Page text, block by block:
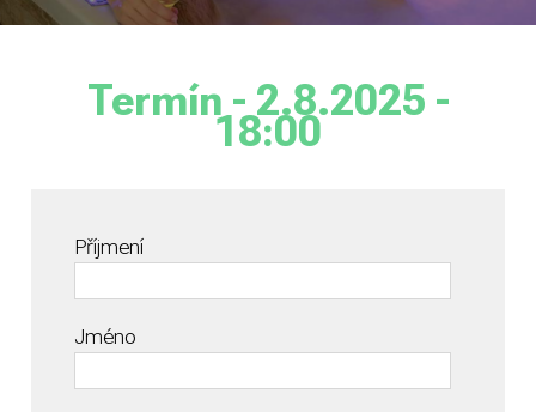
Termín - 2.8.2025 -
18:00
Příjmení
Jméno